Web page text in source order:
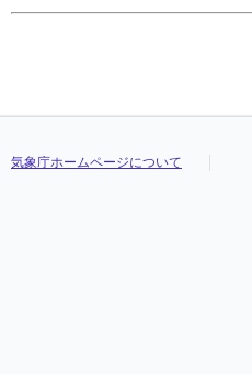
気象庁ホームページについて